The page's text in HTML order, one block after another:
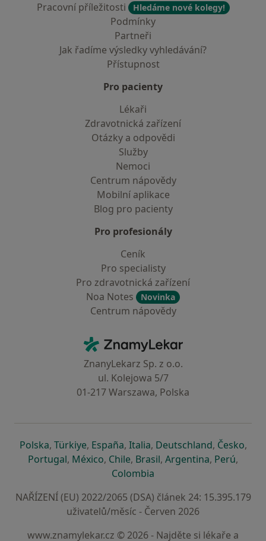
Pracovní příležitosti
Hledáme nové kolegy!
Podmínky
Partneři
Jak řadíme výsledky vyhledávání?
Přístupnost
Pro pacienty
Lékaři
Zdravotnická zařízení
Otázky a odpovědi
Služby
Nemoci
Centrum nápovědy
Mobilní aplikace
Blog pro pacienty
Pro profesionály
Ceník
Pro specialisty
Pro zdravotnická zařízení
Noa Notes
Novinka
Centrum nápovědy
ZnamyLekar - Hlavní stránka
ZnanyLekarz Sp. z o.o.
ul. Kolejowa 5/7
01-217 Warszawa, Polska
Polskase otevře v nové záložce
, Türkiyese otevře v nové záložce
, Españase otevře v nové záložce
, Italiase otevře v nové záložce
, Deutschlandse otevře v
, Českose
,
Portugalse otevře v nové záložce
, Méxicose otevře v nové záložce
, Chilese otevře v nové záložce
, Brasilse otevře v nové
, Argentinase otevře v
, Perúse
,
Colombia
NAŘÍZENÍ (EU) 2022/2065 (DSA) článek 24: 15.395.179
uživatelů/měsíc - Červen 2026
www.znamylekar.cz © 2026 - Najděte si lékaře a